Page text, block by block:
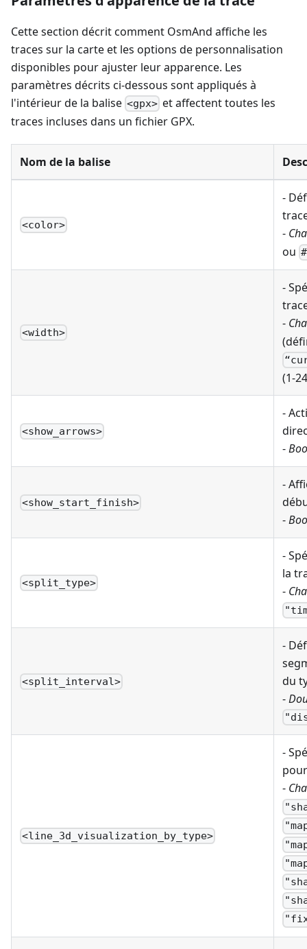
Cette section décrit comment OsmAnd affiche les
traces sur la carte et les options de personnalisation
disponibles pour ajuster leur apparence. Les
paramètres décrits ci-dessous sont appliqués à
l'intérieur de la balise <gpx> et affectent toutes les
traces incluses dans un fichier GPX.
Nom de la balise
<color>
-
-
ou
<width>
-
-
(1-
<show_arrows>
-
-
<show_start_finish>
-
-
<split_type>
-
la
-
<split_interval>
-
du
-
<line_3d_visualization_by_type>
-
-